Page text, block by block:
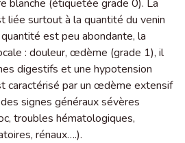
blanche (étiquetée grade 0). La
liée surtout à la quantité du venin
est peu abondante, la
: douleur, œdème (grade 1), il
digestifs et une hypotension
caractérisé par un œdème extensif
signes généraux sévères
troubles hématologiques,
rénaux….).